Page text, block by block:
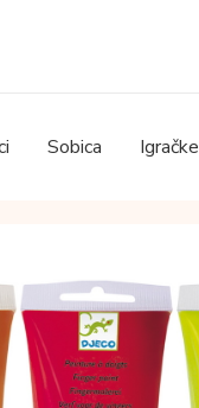
Sobica Igračke